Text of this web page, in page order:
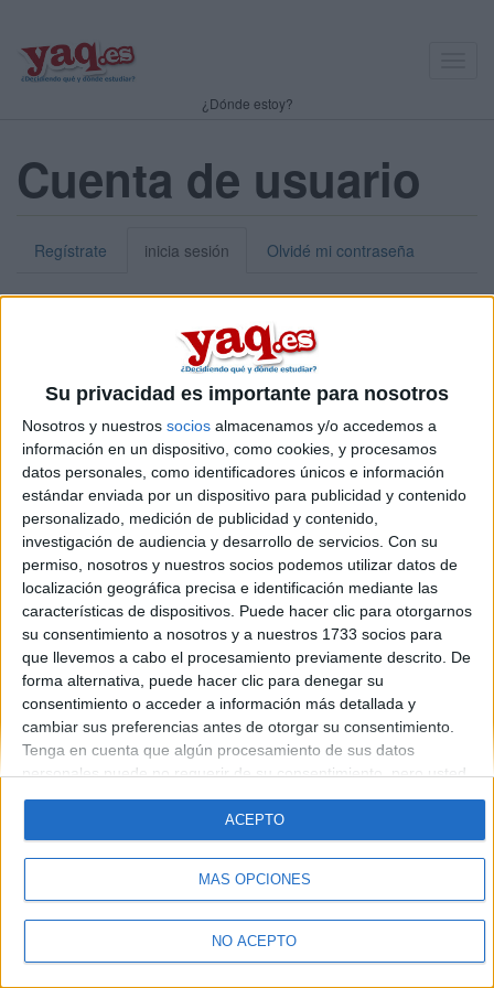
Su privacidad es importante para nosotros
Nosotros y nuestros socios almacenamos y/o accedemos a
información en un dispositivo, como cookies, y procesamos
datos personales, como identificadores únicos e información
estándar enviada por un dispositivo para publicidad y contenido
personalizado, medición de publicidad y contenido,
investigación de audiencia y desarrollo de servicios. Con su
permiso, nosotros y nuestros socios podemos utilizar datos de
localización geográfica precisa e identificación mediante las
características de dispositivos. Puede hacer clic para otorgarnos
su consentimiento a nosotros y a nuestros 1733 socios para
que llevemos a cabo el procesamiento previamente descrito. De
forma alternativa, puede hacer clic para denegar su
consentimiento o acceder a información más detallada y
cambiar sus preferencias antes de otorgar su consentimiento.
Tenga en cuenta que algún procesamiento de sus datos
personales puede no requerir de su consentimiento, pero usted
tiene el derecho de rechazar tal procesamiento. Sus
preferencias se aplicarán solo a este sitio web. Puede cambiar
sus preferencias o retirar su consentimiento en cualquier
momento volviendo a este sitio y haciendo clic en el botón
"Privacidad" en la parte inferior de la página web.
MÁS OPCIONES
NO ACEPTO
ACEPTO
¿Dónde estoy?
Cuenta de usuario
Regístrate inicia sesión Olvidé mi contraseña
Puedes iniciar sesión introduciendo tu nombre de usuario o tu
dirección de correo electrónico.
Contraseña:*
Introduce la contraseña que acompaña a tu nombre de usuario
Quiénes somos|Contactar |Anúnciate
Aviso legal|Politica de privacidad|Condiciones generales
de cookies
© 2003-2026Compás Mediterráneo S.L.- Diego de León 47 - 28006
Madrid [ESPAÑA] - Tel. +34 91 593 2767